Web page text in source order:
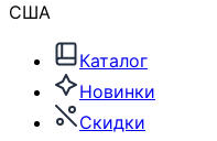
США
Каталог
Новинки
Скидки